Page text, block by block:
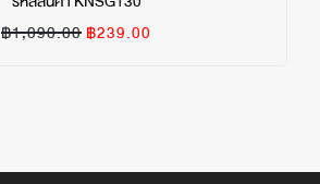
฿1,090.00 ฿239.00